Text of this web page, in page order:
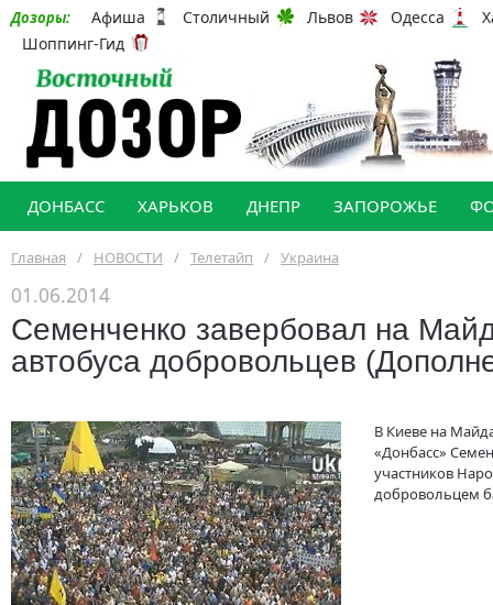
Дозоры: Афиша Столичный Львов Одесса
Шоппинг-Гид
ДОНБАСС ХАРЬКОВ ДНЕПР ЗАПОРОЖЬЕ
Главная / НОВОСТИ / Телетайп / Украина
01.06.2014
Семенченко завербовал на
автобуса добровольцев
В Киеве на
«Донбасс»
участников
добровольцем